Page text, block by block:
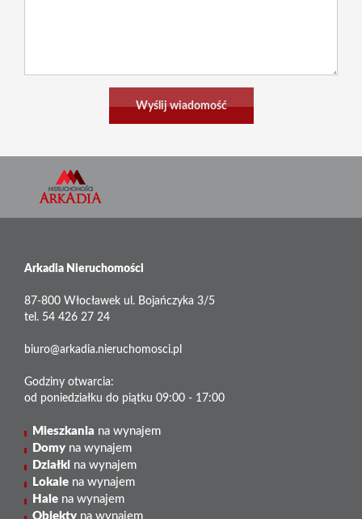
Arkadia Nieruchomości
87-800 Włocławek ul. Bojańczyka 3/5
tel. 54 426 27 24
biuro@arkadia.nieruchomosci.pl
Godziny otwarcia:
od poniedziałku do piątku 09:00 - 17:00
Mieszkania na wynajem
Domy na wynajem
Działki na wynajem
Lokale na wynajem
Hale na wynajem
Obiekty na wynajem